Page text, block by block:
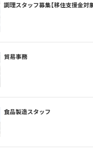
調理スタッフ募集【移住支援金対象
貿易事務
食品製造スタッフ